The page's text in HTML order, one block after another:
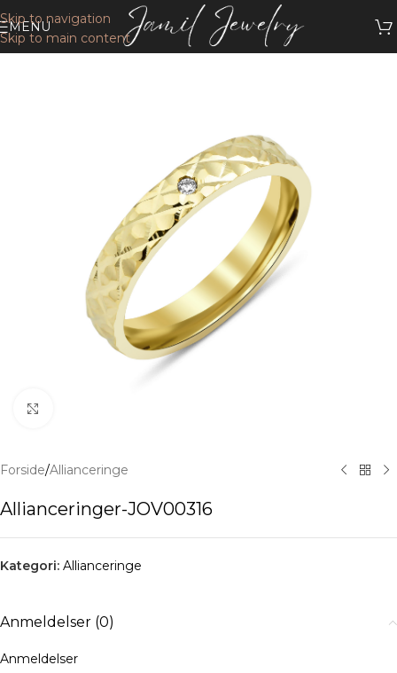
Skip to navigation
Skip to main content
MENU
Forside/Allianceringe
Allianceringer-JOV00316
Kategori: Allianceringe
Anmeldelser (0)
Anmeldelser